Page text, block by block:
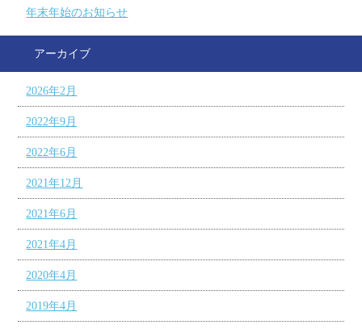
年末年始のお知らせ
アーカイブ
2026年2月
2022年9月
2022年6月
2021年12月
2021年6月
2021年4月
2020年4月
2019年4月